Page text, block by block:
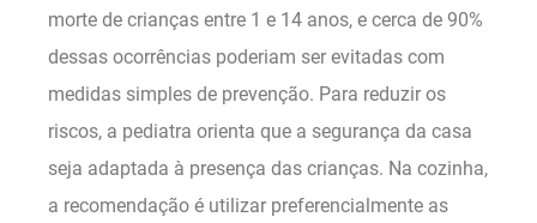
morte de crianças entre 1 e 14 anos, e cerca de 90%
dessas ocorrências poderiam ser evitadas com
medidas simples de prevenção. Para reduzir os
riscos, a pediatra orienta que a segurança da casa
seja adaptada à presença das crianças. Na cozinha,
a recomendação é utilizar preferencialmente as